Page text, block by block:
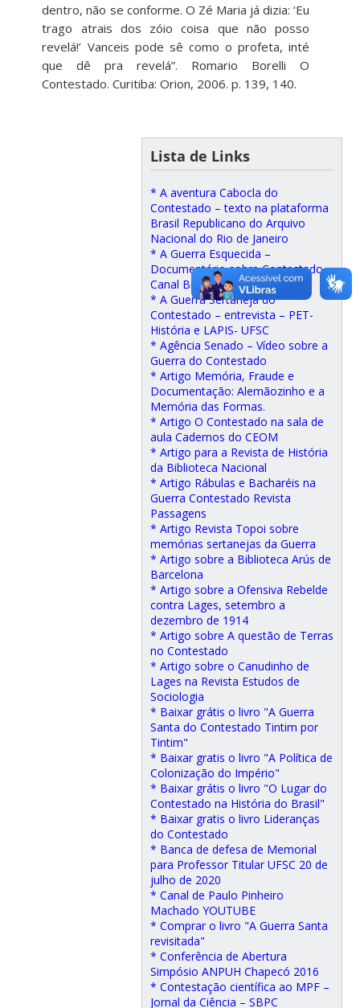
dentro, não se conforme. O Zé Maria já dizia: ‘Eu
trago atrais dos zóio coisa que não posso
revelá!’ Vanceis pode sê como o profeta, inté
que dê pra revelá”. Romario Borelli O
Contestado. Curitiba: Orion, 2006. p. 139, 140.
Lista de Links
* A aventura Cabocla do
Contestado – texto na plataforma
Brasil Republicano do Arquivo
Nacional do Rio de Janeiro
* A Guerra Esquecida –
Documentário sobre Contestado –
Canal Brasil
* A Guerra Sertaneja do
Contestado – entrevista – PET-
História e LAPIS- UFSC
* Agência Senado – Vídeo sobre a
Guerra do Contestado
* Artigo Memória, Fraude e
Documentação: Alemãozinho e a
Memória das Formas.
* Artigo O Contestado na sala de
aula Cadernos do CEOM
* Artigo para a Revista de História
da Biblioteca Nacional
* Artigo Rábulas e Bacharéis na
Guerra Contestado Revista
Passagens
* Artigo Revista Topoi sobre
memórias sertanejas da Guerra
* Artigo sobre a Biblioteca Arús de
Barcelona
* Artigo sobre a Ofensiva Rebelde
contra Lages, setembro a
dezembro de 1914
* Artigo sobre A questão de Terras
no Contestado
* Artigo sobre o Canudinho de
Lages na Revista Estudos de
Sociologia
* Baixar grátis o livro "A Guerra
Santa do Contestado Tintim por
Tintim"
* Baixar gratis o livro "A Política de
Colonização do Império"
* Baixar grátis o livro "O Lugar do
Contestado na História do Brasil"
* Baixar gratis o livro Lideranças
do Contestado
* Banca de defesa de Memorial
para Professor Titular UFSC 20 de
julho de 2020
* Canal de Paulo Pinheiro
Machado YOUTUBE
* Comprar o livro "A Guerra Santa
revisitada"
* Conferência de Abertura
Simpósio ANPUH Chapecó 2016
* Contestação científica ao MPF –
Jornal da Ciência – SBPC